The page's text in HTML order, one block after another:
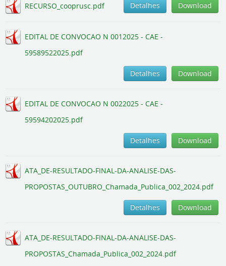
RECURSO_cooprusc.pdf Download
Detalhes
EDITAL DE CONVOCAO N 0012025 - CAE -
59589522025.pdf
Download
Detalhes
EDITAL DE CONVOCAO N 0022025 - CAE -
59594202025.pdf
Download
Detalhes
ATA_DE-RESULTADO-FINAL-DA-ANALISE-DAS-
PROPOSTAS_OUTUBRO_Chamada_Publica_002_2024.pdf
Download
Detalhes
ATA_DE-RESULTADO-FINAL-DA-ANALISE-DAS-
PROPOSTAS_Chamada_Publica_002_2024.pdf